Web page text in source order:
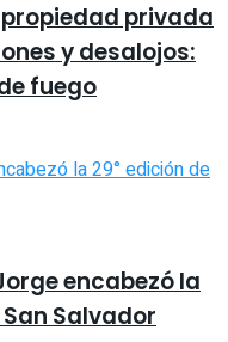
propiedad privada
y desalojos:
fuego
encabezó la
Salvador